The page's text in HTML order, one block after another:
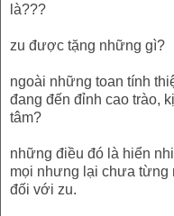
là???
zu được tặng những gì?
ngoài những toan tính
đang đến đỉnh cao trào,
tâm?
những điều đó là hiển
mọi nhưng lại chưa từng
đối với zu.